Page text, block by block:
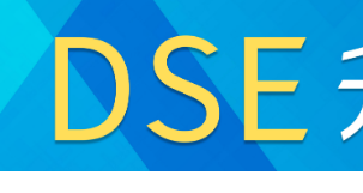
財經 生活 健康